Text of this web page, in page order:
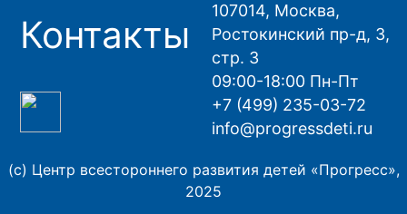
Контакты
107014, Москва,
Ростокинский пр-д, 3,
стр. 3
09:00-18:00 Пн-Пт
+7 (499) 235-03-72
info@progressdeti.ru
(с) Центр всестороннего развития детей «Прогресс»,
2025